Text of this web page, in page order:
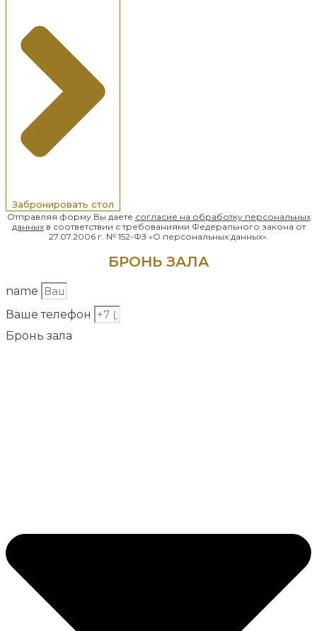
Забронировать стол
Отправляя форму Вы даете согласие на обработку персональных
данныхв соответствии с требованиями Федерального закона от
27.07.2006 г. № 152-ФЗ «О персональных данных».
БРОНЬ ЗАЛА
name
Ваше телефон
Бронь зала